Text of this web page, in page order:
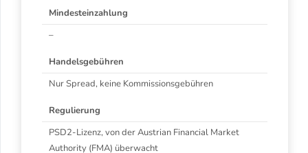
Mindesteinzahlung
–
Handelsgebühren
Nur Spread, keine Kommissionsgebühren
Regulierung
PSD2-Lizenz, von der Austrian Financial Market
Authority (FMA) überwacht